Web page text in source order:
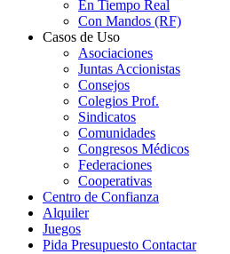
En Tiempo Real
Con Mandos (RF)
Casos de Uso
Asociaciones
Juntas Accionistas
Consejos
Colegios Prof.
Sindicatos
Comunidades
Congresos Médicos
Federaciones
Cooperativas
Centro de Confianza
Alquiler
Juegos
Pida Presupuesto Contactar